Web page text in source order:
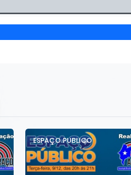
ESPAÇO PUBLICO